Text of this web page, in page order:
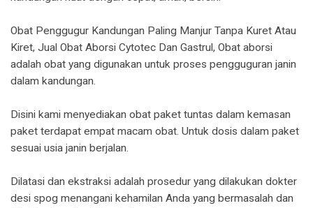
Obat Penggugur Kandungan Paling Manjur Tanpa Kuret Atau
Kiret, Jual Obat Aborsi Cytotec Dan Gastrul, Obat aborsi
adalah obat yang digunakan untuk proses pengguguran janin
dalam kandungan.
Disini kami menyediakan obat paket tuntas dalam kemasan
paket terdapat empat macam obat. Untuk dosis dalam paket
sesuai usia janin berjalan.
Dilatasi dan ekstraksi adalah prosedur yang dilakukan dokter
desi spog menangani kehamilan Anda yang bermasalah dan